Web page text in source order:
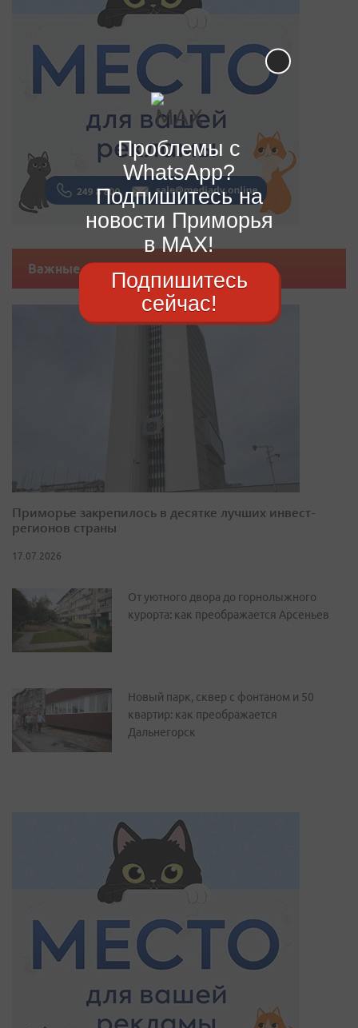
Важные новости
Приморье закрепилось в десятке лучших инвест-
регионов страны
17.07.2026
От уютного двора до горнолыжного
курорта: как преображается Арсеньев
Новый парк, сквер с фонтаном и 50
квартир: как преображается
Дальнегорск
Проблемы с
WhatsApp?
Подпишитесь на
новости Приморья
в MAX!
Подпишитесь
сейчас!